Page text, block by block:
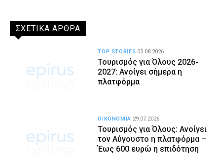
ΣΧΕΤΙΚΑ ΑΡΘΡΑ
Τουρισμός για Όλους 2026-
2027: Ανοίγει σήμερα η
πλατφόρμα
TOP STORIES 05.08.2026
Τουρισμός για Όλους: Ανοίγει
τον Αύγουστο η πλατφόρμα –
Έως 600 ευρώ η επιδότηση
ΟΙΚΟΝΟΜΙΑ 29.07.2026